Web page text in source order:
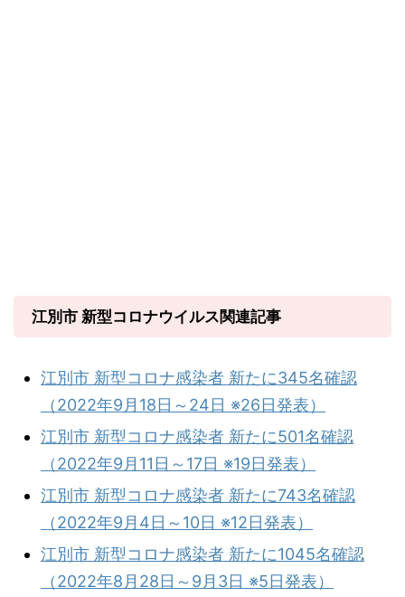
江別市 新型コロナウイルス関連記事
江別市 新型コロナ感染者 新たに345名確認
（2022年9月18日～24日 ※26日発表）
江別市 新型コロナ感染者 新たに501名確認
（2022年9月11日～17日 ※19日発表）
江別市 新型コロナ感染者 新たに743名確認
（2022年9月4日～10日 ※12日発表）
江別市 新型コロナ感染者 新たに1045名確認
（2022年8月28日～9月3日 ※5日発表）